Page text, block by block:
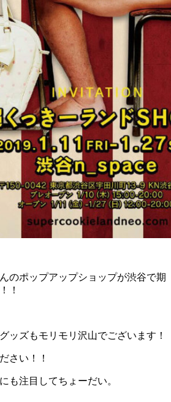
のポップアップショップが渋谷で期
！
ッズもモリモリ沢山でございます！
さい！！
も注目してちょーだい。